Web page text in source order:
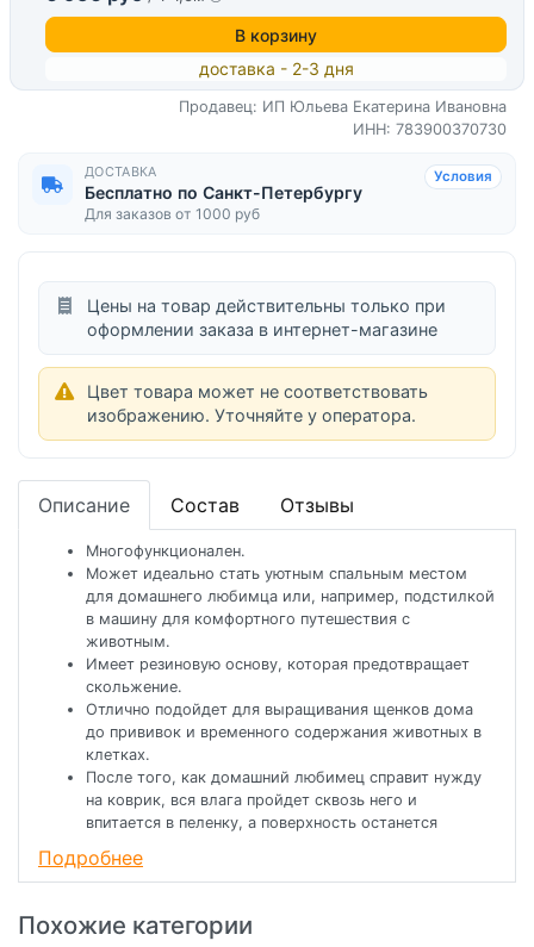
В корзину
доставка - 2-3 дня
Продавец: ИП Юльева Екатерина Ивановна
ИНН: 783900370730
ДОСТАВКА
Бесплатно по Санкт-Петербургу
Для заказов от 1000 руб
Условия
Цены на товар действительны только при
оформлении заказа в интернет-магазине
Цвет товара может не соответствовать
изображению. Уточняйте у оператора.
Описание Состав Отзывы
Многофункционален.
Может идеально стать уютным спальным местом
для домашнего любимца или, например, подстилкой
в машину для комфортного путешествия с
животным.
Имеет резиновую основу, которая предотвращает
скольжение.
Отлично подойдет для выращивания щенков дома
до прививок и временного содержания животных в
клетках.
После того, как домашний любимец справит нужду
на коврик, вся влага пройдет сквозь него и
впитается в пеленку, а поверхность останется
Коврик удобно хранить – он мягкий, легко
при стандартной температуре до 40 градусов и
Подробнее
Похожие категории